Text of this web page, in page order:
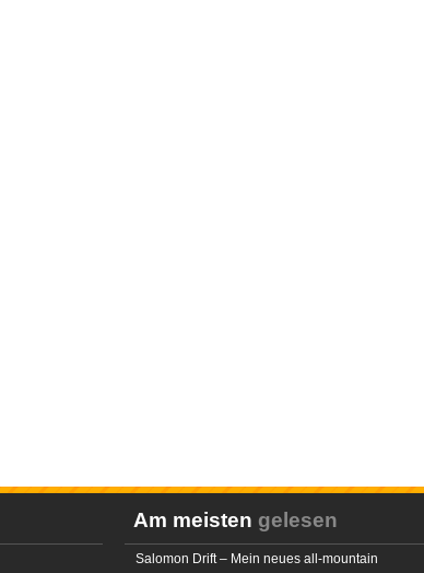
Am meisten gelesen
Salomon Drift – Mein neues all-mountain